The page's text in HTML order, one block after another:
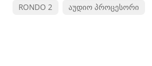
RONDO 2 აუდიო პროცესორი